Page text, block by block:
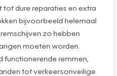
dure reparaties en extra
bijvoorbeeld helemaal
zo hebben
moeten worden.
functionerende remmen,
tot verkeersonveilige